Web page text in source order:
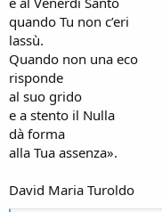
quando Tu non c’eri
lassù.
Quando non una eco
risponde
al suo grido
e a stento il Nulla
dà forma
alla Tua assenza».
David Maria Turoldo